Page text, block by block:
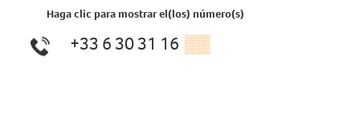
Haga clic para mostrar el(los) número(s)
+33 6 30 31 16 ▒▒